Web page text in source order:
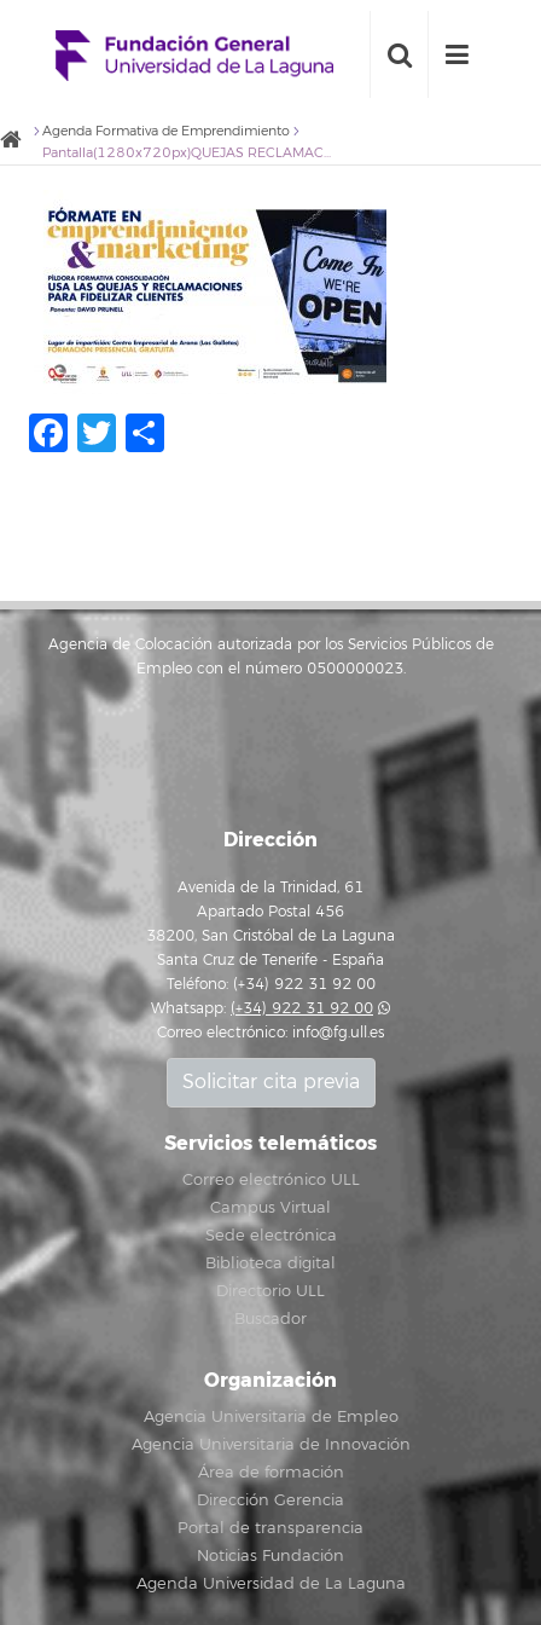
Agenda Formativa de Emprendimiento
Pantalla(1280x720px)QUEJAS RECLAMACIONES sin fecha
Facebook
Twitter
Agencia de Colocación autorizada por los Servicios Públicos de
Empleo con el número 0500000023.
Dirección
Avenida de la Trinidad, 61
Apartado Postal 456
38200, San Cristóbal de La Laguna
Santa Cruz de Tenerife - España
Teléfono: (+34) 922 31 92 00
Whatsapp: (+34) 922 31 92 00
Correo electrónico: info@fg.ull.es
Solicitar cita previa
Servicios telemáticos
Correo electrónico ULL
Campus Virtual
Sede electrónica
Biblioteca digital
Directorio ULL
Buscador
Organización
Agencia Universitaria de Empleo
Agencia Universitaria de Innovación
Área de formación
Dirección Gerencia
Portal de transparencia
Noticias Fundación
Agenda Universidad de La Laguna